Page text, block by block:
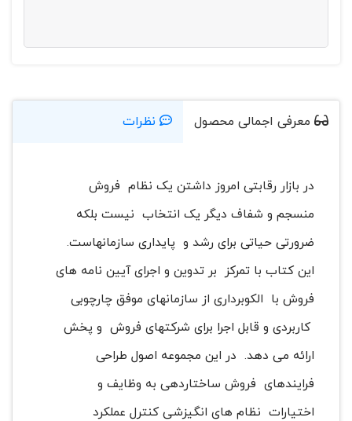
معرفی اجمالی محصول نظرات
در بازار رقابتی امروز داشتن یک نظام فروش
منسجم و شفاف دیگر یک انتخاب نیست بلکه
ضرورتی حیاتی برای رشد و پایداری سازمانهاست.
این کتاب با تمرکز بر تدوین و اجرای آیین نامه های
فروش با الكوبرداری از سازمانهای موفق چارچوبی
کاربردی و قابل اجرا برای شرکتهای فروش و پخش
ارائه می دهد. در این مجموعه اصول طراحی
فرایندهای فروش ساختاردهی به وظایف و
اختیارات نظام های انگیزشی کنترل عملکرد